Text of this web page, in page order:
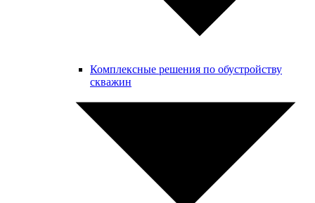
Комплексные решения по обустройству
скважин